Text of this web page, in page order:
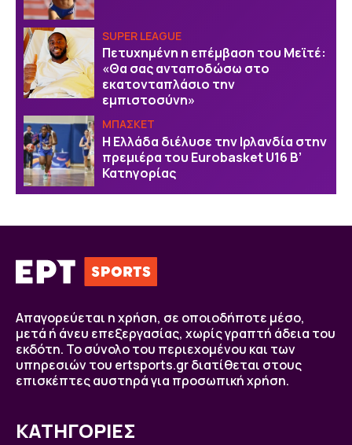
SUPER LEAGUE
Πετυχημένη η επέμβαση του Μεϊτέ:
«Θα σας ανταποδώσω στο
εκατονταπλάσιο την
εμπιστοσύνη»
ΜΠΑΣΚΕΤ
Η Ελλάδα διέλυσε την Ιρλανδία στην
πρεμιέρα του Eurobasket U16 Β’
Κατηγορίας
Απαγορεύεται η χρήση, σε οποιοδήποτε μέσο,
μετά ή άνευ επεξεργασίας, χωρίς γραπτή άδεια του
εκδότη. Το σύνολο του περιεχομένου και των
υπηρεσιών του ertsports.gr διατίθεται στους
επισκέπτες αυστηρά για προσωπική χρήση.
ΚΑΤΗΓΟΡΙΕΣ